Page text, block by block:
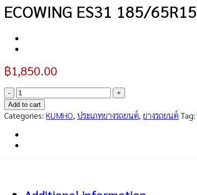
ECOWING ES31 185/65R15
฿1,850.00
ECOWING
ES31
185/65R15
quantity
Add to cart
Categories: KUMHO, ประเภทยางรถยนต์, ยางรถยนต์ Tag: